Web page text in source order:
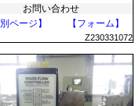
お問い合わせ
別ページ】
【フォーム】
Z230331072